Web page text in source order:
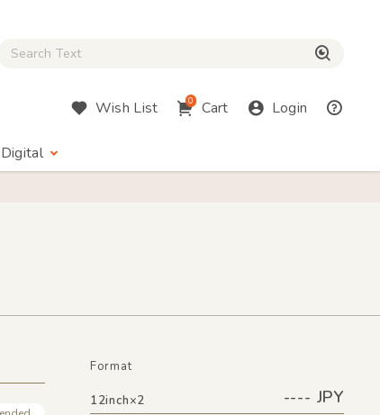
Close Search box
Wish List 0 Cart Login
Digital
Format
12inch×2 ---- JPY